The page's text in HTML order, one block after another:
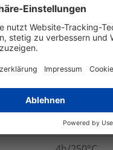
0.00075kg
ASTM D2671
168h/175°C
ASTM D638